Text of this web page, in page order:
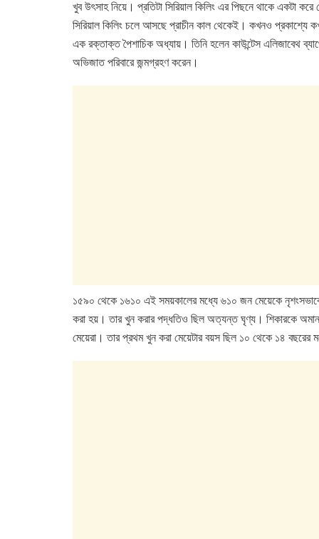
e
b
o
o
er s
A
p
p
e
dI
n
খুব উৎসাহ নিয়ে। প্রতিটা সিরিয়াল কিলিং এর পিছনে থাকে একটা
সিরিয়াল কিলিং চলে আসছে প্রাচীন কাল থেকেই। কখনও প্রকাশ্যে
এক রক্তাক্ত পৈশাচিক অধ্যায়। তিনি হলেন কাউন্টেস এলিজাবেথ
অভিজাত পরিবারে জন্মগ্রহণ করেন।
১৫৯০ থেকে ১৬১০ এই সময়কালের মধ্যে ৬১০ জন মেয়েকে নৃশংসভাবে
করা হয়। তার খুন করার পদ্ধতিও ছিল অত্যন্ত ঘৃণ্য। শিকারকে
মেয়েরা। তার প্রথম খুন করা মেয়েটার বয়স ছিল ১০ থেকে ১৪ বছরের